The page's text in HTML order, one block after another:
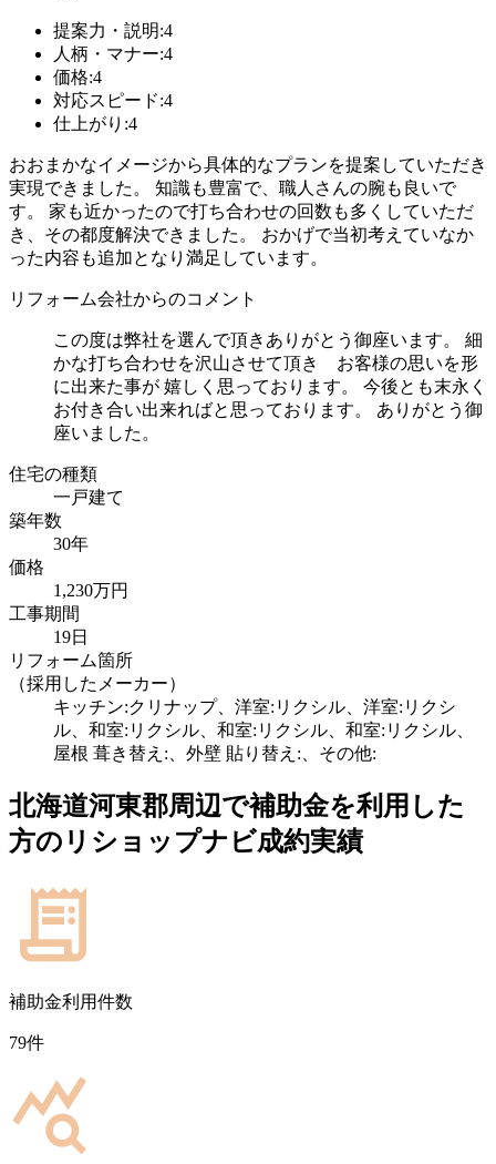
提案力・説明:4
人柄・マナー:4
価格:4
対応スピード:4
仕上がり:4
おおまかなイメージから具体的なプランを提案していただき
実現できました。 知識も豊富で、職人さんの腕も良いで
す。 家も近かったので打ち合わせの回数も多くしていただ
き、その都度解決できました。 おかげで当初考えていなか
った内容も追加となり満足しています。
リフォーム会社からのコメント
この度は弊社を選んで頂きありがとう御座います。 細
かな打ち合わせを沢山させて頂き お客様の思いを形
に出来た事が 嬉しく思っております。 今後とも末永く
お付き合い出来ればと思っております。 ありがとう御
座いました。
住宅の種類
一戸建て
築年数
30年
価格
1,230万円
工事期間
19日
リフォーム箇所
（採用したメーカー）
キッチン:クリナップ、洋室:リクシル、洋室:リクシ
ル、和室:リクシル、和室:リクシル、和室:リクシル、
屋根 葺き替え:、外壁 貼り替え:、その他:
北海道河東郡周辺で補助金を利用した
方のリショップナビ成約実績
補助金利用件数
79件